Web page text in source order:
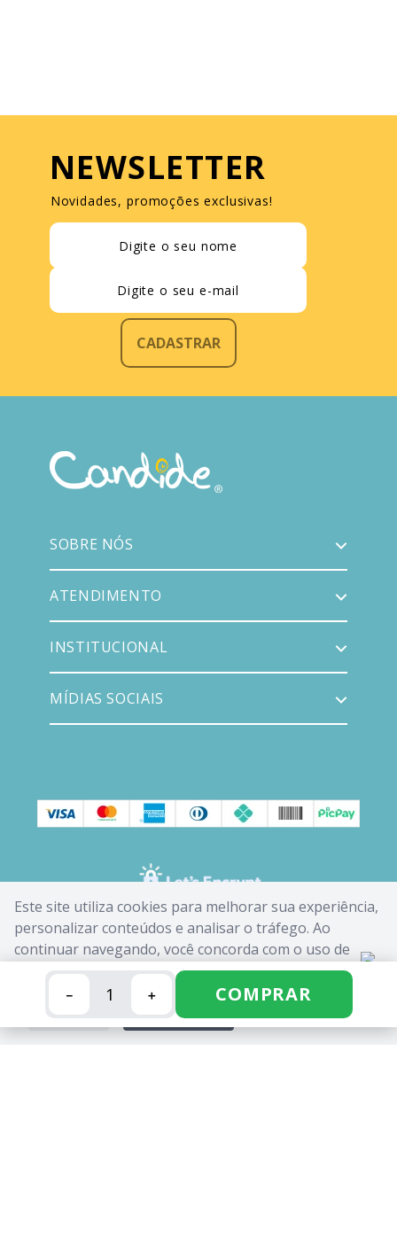
Este site utiliza cookies para melhorar sua experiência,
personalizar conteúdos e analisar o tráfego. Ao
continuar navegando, você concorda com o uso de
cookies. Saiba mais em nossaPolítica de Cookies.
ACEITAR
＋
－ COMPRAR
NEWSLETTER
Novidades, promoções exclusivas!
CADASTRAR
SOBRE NÓS
ATENDIMENTO
INSTITUCIONAL
MÍDIAS SOCIAIS